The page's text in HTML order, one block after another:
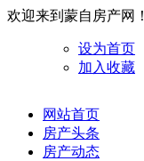
欢迎来到蒙自房产网！
设为首页
加入收藏
网站首页
房产头条
房产动态